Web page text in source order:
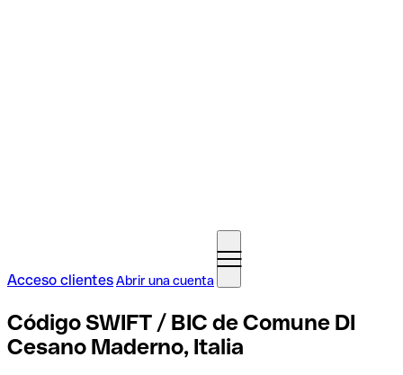
Acceso clientesAbrir una cuenta
Código SWIFT / BIC de Comune DI
Cesano Maderno, Italia